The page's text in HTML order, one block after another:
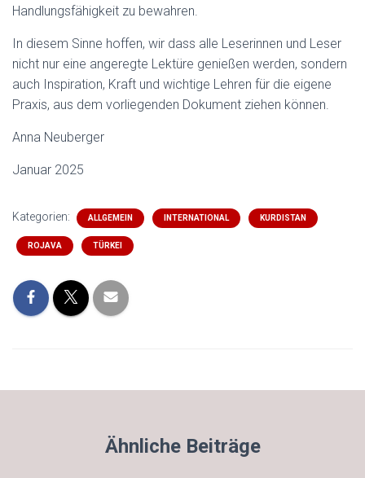
Handlungsfähigkeit zu bewahren.
In diesem Sinne hoffen, wir dass alle Leserinnen und Leser
nicht nur eine angeregte Lektüre genießen werden, sondern
auch Inspiration, Kraft und wichtige Lehren für die eigene
Praxis, aus dem vorliegenden Dokument ziehen können.
Anna Neuberger
Januar 2025
Kategorien: ALLGEMEIN INTERNATIONAL KURDISTAN
ROJAVA TÜRKEI
Ähnliche Beiträge